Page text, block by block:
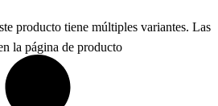
producto tiene múltiples variantes. Las
la página de producto